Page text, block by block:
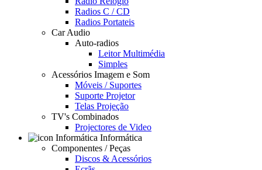
Radios C / CD
Radios Portateis
Car Audio
Auto-radios
Leitor Multimédia
Simples
Acessórios Imagem e Som
Móveis / Suportes
Suporte Projetor
Telas Projeção
TV's Combinados
Projectores de Video
Informática
Componentes / Peças
Discos & Acessórios